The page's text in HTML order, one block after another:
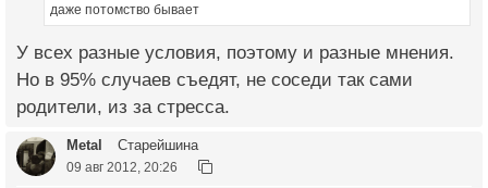
даже потомство бывает
У всех разные условия, поэтому и разные мнения.
Но в 95% случаев съедят, не соседи так сами
родители, из за стресса.
Metal Старейшина
09 авг 2012, 20:26